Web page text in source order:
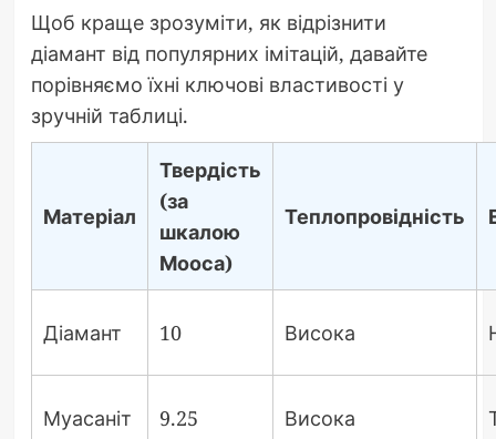
Щоб краще зрозуміти, як відрізнити
діамант від популярних імітацій, давайте
порівняємо їхні ключові властивості у
зручній таблиці.
Матеріал
Твердість
(за
шкалою
Мооса)
Теплопровідність
Діамант 10 Висока
Муасаніт 9.25 Висока